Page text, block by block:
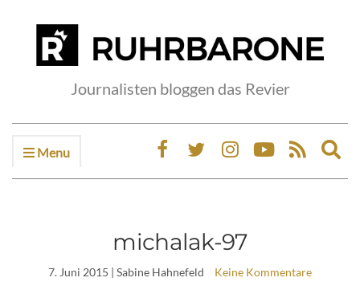
Journalisten bloggen das Revier
Menu
michalak-97
7. Juni 2015 | Sabine Hahnefeld Keine Kommentare